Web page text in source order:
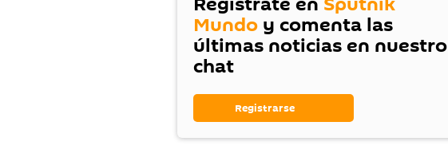
Mundo y comenta las
últimas noticias en nuestro
chat
Registrarse